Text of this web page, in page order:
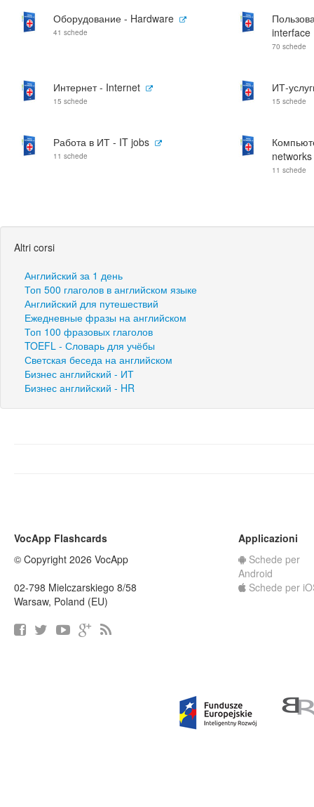
Оборудование - Hardware
41 schede
interface
70 schede
Интернет - Internet
15 schede
ИТ-
15 schede
Работа в ИТ - IT jobs
11 schede
networks
11 schede
Altri corsi
Английский за 1 день
Топ 500 глаголов в английском языке
Английский для путешествий
Ежедневные фразы на английском
Топ 100 фразовых глаголов
TOEFL - Словарь для учёбы
Светская беседа на английском
Бизнес английский - ИТ
Бизнес английский - HR
VocApp Flashcards
© Copyright 2026 VocApp
02-798 Mielczarskiego 8/58
Warsaw, Poland (EU)
Applicazioni
Schede per
Android
Schede per